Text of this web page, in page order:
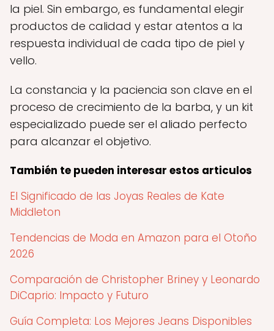
la piel. Sin embargo, es fundamental elegir
productos de calidad y estar atentos a la
respuesta individual de cada tipo de piel y
vello.
La constancia y la paciencia son clave en el
proceso de crecimiento de la barba, y un kit
especializado puede ser el aliado perfecto
para alcanzar el objetivo.
También te pueden interesar estos articulos
El Significado de las Joyas Reales de Kate
Middleton
Tendencias de Moda en Amazon para el Otoño
2026
Comparación de Christopher Briney y Leonardo
DiCaprio: Impacto y Futuro
Guía Completa: Los Mejores Jeans Disponibles